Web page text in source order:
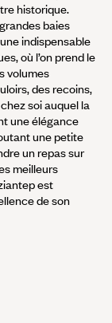
historique.
baies
indispensable
où l’on prend le
volumes
des recoins,
soi auquel la
une élégance
une petite
un repas sur
meilleurs
est
de son